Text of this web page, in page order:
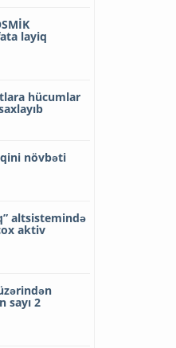
layiq
hücumlar
növbəti
altsistemində
aktiv
sayı 2